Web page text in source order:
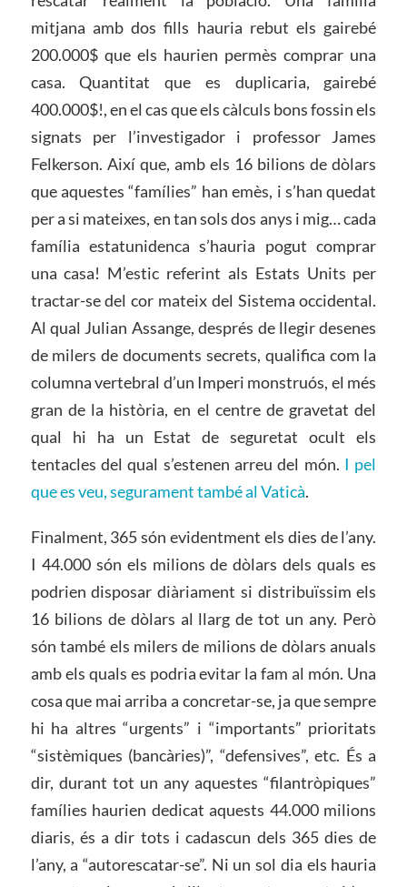
mitjana amb dos fills hauria rebut els gairebé
200.000$ que els haurien permès comprar una
casa. Quantitat que es duplicaria, gairebé
400.000$!, en el cas que els càlculs bons fossin els
signats per l’investigador i professor James
Felkerson. Així que, amb els 16 bilions de dòlars
que aquestes “famílies” han emès, i s’han quedat
per a si mateixes, en tan sols dos anys i mig… cada
família estatunidenca s’hauria pogut comprar
una casa! M’estic referint als Estats Units per
tractar-se del cor mateix del Sistema occidental.
Al qual Julian Assange, després de llegir desenes
de milers de documents secrets, qualifica com la
columna vertebral d’un Imperi monstruós, el més
gran de la història, en el centre de gravetat del
qual hi ha un Estat de seguretat ocult els
tentacles del qual s’estenen arreu del món. I pel
que es veu, segurament també al Vaticà.
Finalment, 365 són evidentment els dies de l’any.
I 44.000 són els milions de dòlars dels quals es
podrien disposar diàriament si distribuïssim els
16 bilions de dòlars al llarg de tot un any. Però
són també els milers de milions de dòlars anuals
amb els quals es podria evitar la fam al món. Una
cosa que mai arriba a concretar-se, ja que sempre
hi ha altres “urgents” i “importants” prioritats
“sistèmiques (bancàries)”, “defensives”, etc. És a
dir, durant tot un any aquestes “filantròpiques”
famílies haurien dedicat aquests 44.000 milions
diaris, és a dir tots i cadascun dels 365 dies de
l’any, a “autorescatar-se”. Ni un sol dia els hauria